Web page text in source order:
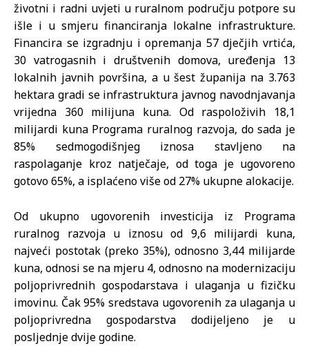
životni i radni uvjeti u ruralnom području potpore su
išle i u smjeru financiranja lokalne infrastrukture.
Financira se izgradnju i opremanja 57 dječjih vrtića,
30 vatrogasnih i društvenih domova, uređenja 13
lokalnih javnih površina, a u šest županija na 3.763
hektara gradi se infrastruktura javnog navodnjavanja
vrijedna 360 milijuna kuna. Od raspoloživih 18,1
milijardi kuna Programa ruralnog razvoja, do sada je
85% sedmogodišnjeg iznosa stavljeno na
raspolaganje kroz natječaje, od toga je ugovoreno
gotovo 65%, a isplaćeno više od 27% ukupne alokacije.
Od ukupno ugovorenih investicija iz Programa
ruralnog razvoja u iznosu od 9,6 milijardi kuna,
najveći postotak (preko 35%), odnosno 3,44 milijarde
kuna, odnosi se na mjeru 4, odnosno na modernizaciju
poljoprivrednih gospodarstava i ulaganja u fizičku
imovinu. Čak 95% sredstava ugovorenih za ulaganja u
poljoprivredna gospodarstva dodijeljeno je u
posljednje dvije godine.